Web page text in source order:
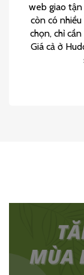
web giao
còn có
chọn, chỉ
Giá cả ở